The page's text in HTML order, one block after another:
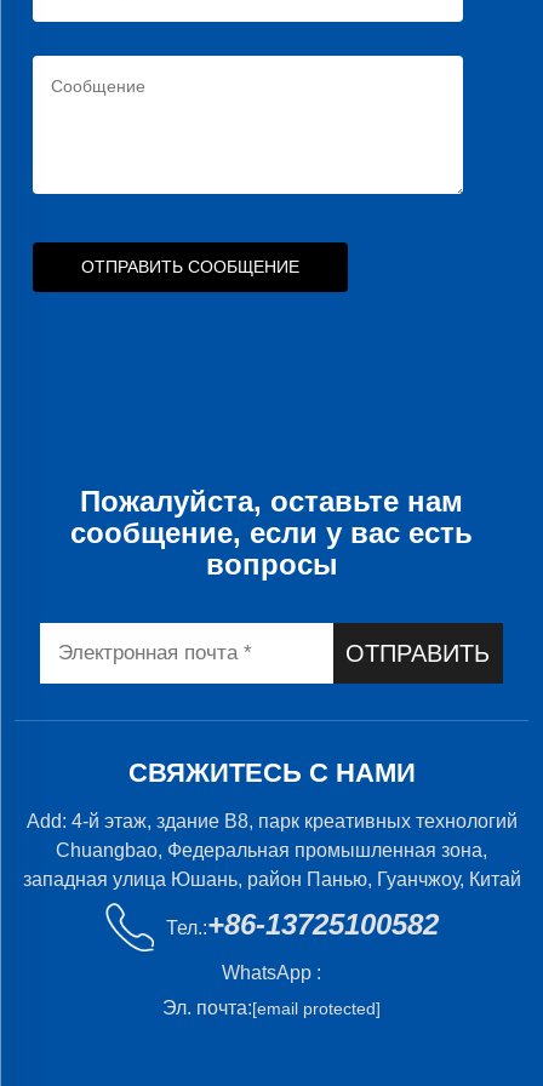
ОТПРАВИТЬ СООБЩЕНИЕ
Пожалуйста, оставьте нам
сообщение, если у вас есть
вопросы
ОТПРАВИТЬ
СВЯЖИТЕСЬ С НАМИ
Add: 4-й этаж, здание B8, парк креативных технологий
Chuangbao, Федеральная промышленная зона,
западная улица Юшань, район Панью, Гуанчжоу, Китай
Тел.:+86-13725100582
WhatsApp :
Эл. почта:[email protected]